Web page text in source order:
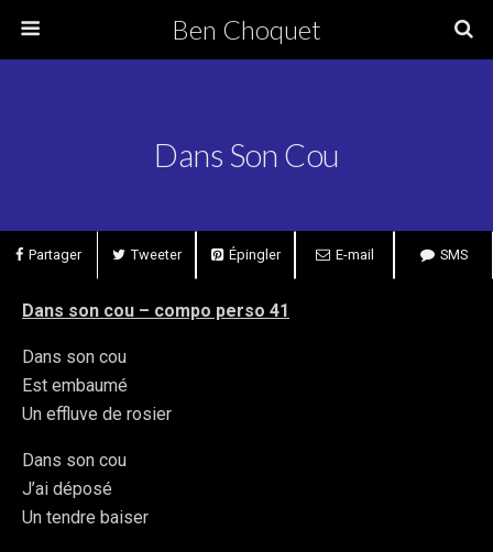
Ben Choquet
Dans Son Cou
Partager Tweeter Épingler E-mail SMS
Dans son cou – compo perso 41
Dans son cou
Est embaumé
Un effluve de rosier
Dans son cou
J’ai déposé
Un tendre baiser